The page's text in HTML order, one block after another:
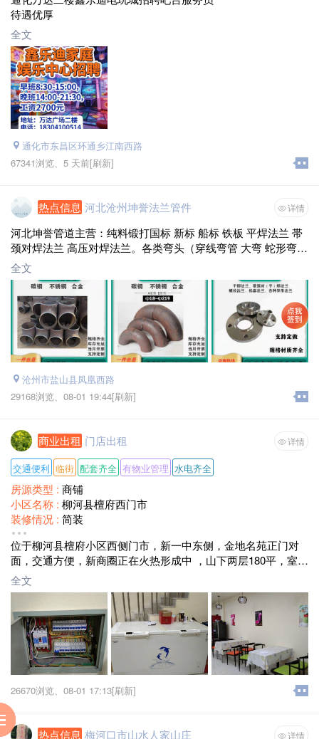
待遇优厚
全文
通化市东昌区环通乡江南西路
67341浏览、 5 天前[刷新]
热点信息 河北沧州坤誉法兰管件 详情
河北坤誉管道主营：纯料锻打国标 新标 船标 铁板 平焊法兰 帯
颈对焊法兰 高压对焊法兰。各类弯头（穿线弯管 大弯 蛇形弯管
图纸定做 卷管 异性 异形），三通，大小头，封头，电厂配件，
耐磨管道，衬塑衬四氟管道及配件等一站式购齐。
全文
沧州市盐山县凤凰西路
29168浏览、 08-01 19:44[刷新]
商业出租 门店出租 详情
交通便利 临街 配套齐全 有物业管理 水电齐全
房源类型 : 商铺
小区名称 : 柳河县檀府西门市
装修情况 : 简装
面积 :
位于柳河县檀府小区西侧门市，新一中东侧，金地名苑正门对
面，交通方便，新商圈正在火热形成中 ，山下两层180平，室内
特别敞亮 。奶茶店设备一应俱全，正在营业中。独特之处是室
内接入动力电及监考设备。
全文
26670浏览、 08-01 17:13[刷新]
热点信息 梅河口市山水人家山庄 详情